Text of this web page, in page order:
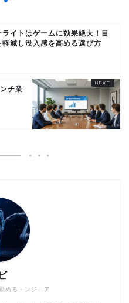
ライトはゲームに効果絶大！目
軽減し没入感を高める選び方
チ業
めるエンジニア